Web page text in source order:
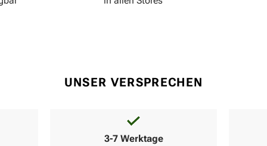
UNSER VERSPRECHEN
3-7 Werktage